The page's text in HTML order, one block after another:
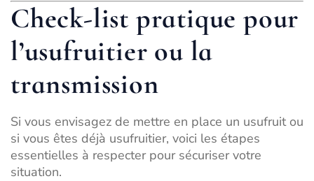
Check-list pratique pour
l’usufruitier ou la
transmission
Si vous envisagez de mettre en place un usufruit ou
si vous êtes déjà usufruitier, voici les étapes
essentielles à respecter pour sécuriser votre
situation.